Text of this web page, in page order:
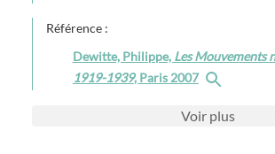
Référence :
Dewitte, Philippe, Les Mouvements
1919-1939, Paris 2007
Voir plus